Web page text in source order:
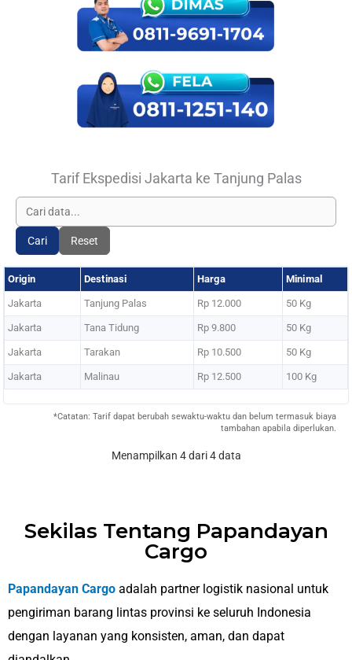
Tarif Ekspedisi Jakarta ke Tanjung Palas
Cari Reset
Origin Destinasi Harga Minimal
Jakarta Tanjung Palas Rp 12.000 50 Kg
Jakarta Tana Tidung Rp 9.800 50 Kg
Jakarta Tarakan Rp 10.500 50 Kg
Jakarta Malinau Rp 12.500 100 Kg
*Catatan: Tarif dapat berubah sewaktu-waktu dan belum termasuk biaya
tambahan apabila diperlukan.
Menampilkan 4 dari 4 data
Sekilas Tentang Papandayan
Cargo
Papandayan Cargo adalah partner logistik nasional untuk
pengiriman barang lintas provinsi ke seluruh Indonesia
dengan layanan yang konsisten, aman, dan dapat